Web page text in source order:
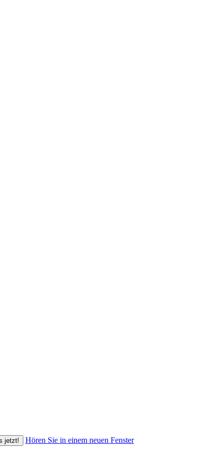
jetzt! Hören Sie in einem neuen Fenster